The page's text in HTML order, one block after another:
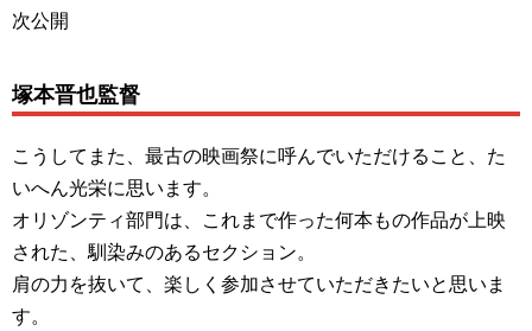
次公開
塚本晋也監督
こうしてまた、最古の映画祭に呼んでいただけること、た
いへん光栄に思います。
オリゾンティ部門は、これまで作った何本もの作品が上映
された、馴染みのあるセクション。
肩の力を抜いて、楽しく参加させていただきたいと思いま
す。